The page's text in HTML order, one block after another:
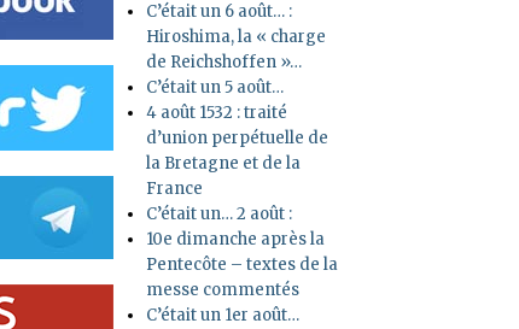
C’était un 6 août… :
Hiroshima, la « charge
de Reichshoffen »…
C’était un 5 août…
4 août 1532 : traité
d’union perpétuelle de
la Bretagne et de la
France
C’était un… 2 août :
10e dimanche après la
Pentecôte – textes de la
messe commentés
C’était un 1er août…